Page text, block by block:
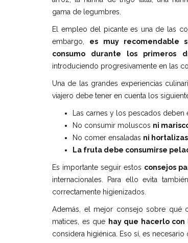
gama de legumbres.
El empleo del picante es una de las
embargo, es muy recomendable
consumo durante los primeros
introduciendo progresivamente en las
Una de las grandes experiencias
viajero debe tener en cuenta los
Las carnes y los pescados deben
No consumir moluscos ni
No comer ensaladas ni
La fruta debe consumirse
Es importante seguir estos consejos
internacionales. Para ello evita
correctamente higienizados.
Además, el mejor consejo sobre qué
matices, es que hay que hacerlo con
considera higiénica. Eso sí, es